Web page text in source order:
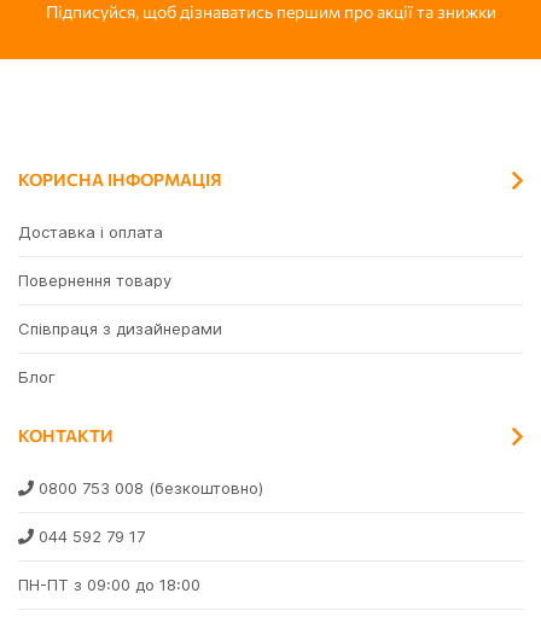
Підписуйся, щоб дізнаватись першим про акції та знижки
КОРИСНА ІНФОРМАЦІЯ
Доставка і оплата
Повернення товару
Співпраця з дизайнерами
Блог
КОНТАКТИ
0800 753 008 (безкоштовно)
044 592 79 17
ПН-ПТ з 09:00 до 18:00